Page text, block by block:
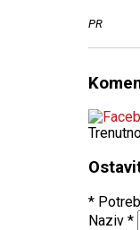
PR
*
Naziv *